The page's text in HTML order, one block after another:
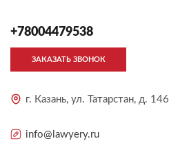
+78004479538
ЗАКАЗАТЬ ЗВОНОК
г. Казань, ул. Татарстан, д. 146
info@lawyery.ru